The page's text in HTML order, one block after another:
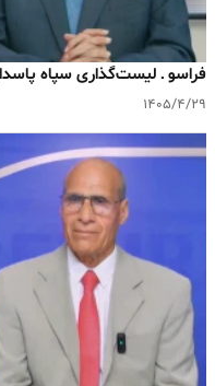
فراسو ـ لیست‌گذاری سپاه
۱۴۰۵/۴/۲۹